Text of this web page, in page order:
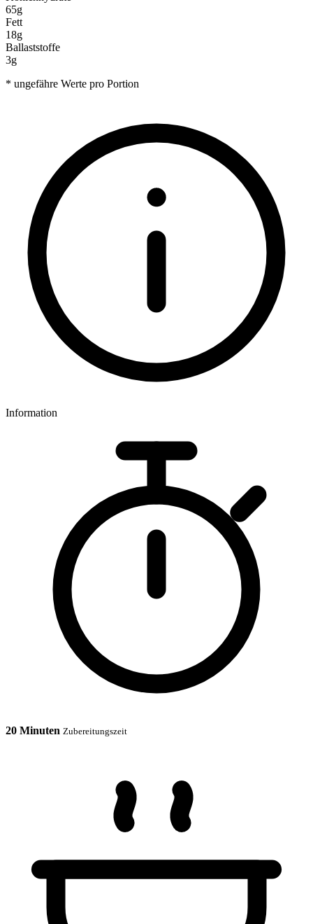
65g
Fett
18g
Ballaststoffe
3g
* ungefähre Werte pro Portion
Information
20 Minuten Zubereitungszeit